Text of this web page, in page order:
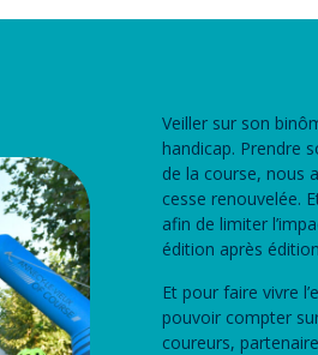
Veiller sur son
handicap. Prendre
de la course, nous
cesse renouvelée.
afin de limiter
édition après
Et pour faire vivre
pouvoir compter
coureurs,